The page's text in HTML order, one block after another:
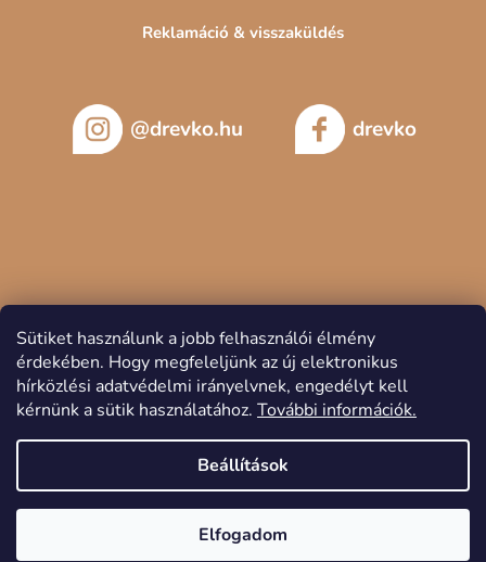
Sütiket használunk a jobb felhasználói élmény
érdekében. Hogy megfeleljünk az új elektronikus
hírközlési adatvédelmi irányelvnek, engedélyt kell
kérnünk a sütik használatához. További információk.
Beállítások
Elfogadom
Reklamáció & visszaküldés
@drevko.hu drevko
Shoptet készítette